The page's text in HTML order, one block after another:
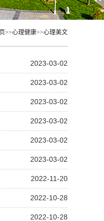
>>心理健康>>心理美文
2023-03-02
2023-03-02
2023-03-02
2023-03-02
2023-03-02
2023-03-02
2022-11-20
2022-10-28
2022-10-28